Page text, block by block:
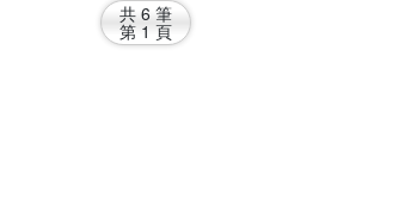
共 6 筆
第 1 頁